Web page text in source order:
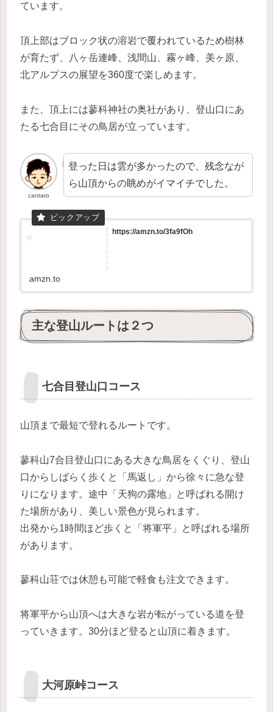
ています。
頂上部はブロック状の溶岩で覆われているため樹林
が育たず、八ヶ岳連峰、浅間山、霧ヶ峰、美ヶ原、
北アルプスの展望を360度で楽しめます。
また、頂上には蓼科神社の奥社があり、登山口にあ
たる七合目にその鳥居が立っています。
cantaro
登った日は雲が多かったので、残念なが
ら山頂からの眺めがイマイチでした。
https://amzn.to/3fa9fOh
amzn.to
主な登山ルートは２つ
七合目登山口コース
山頂まで最短で登れるルートです。
蓼科山7合目登山口にある大きな鳥居をくぐり、登山
口からしばらく歩くと「馬返し」から徐々に急な登
りになります。途中「天狗の露地」と呼ばれる開け
た場所があり、美しい景色が見られます。
出発から1時間ほど歩くと「将軍平」と呼ばれる場所
があります。
蓼科山荘では休憩も可能で軽食も注文できます。
将軍平から山頂へは大きな岩が転がっている道を登
っていきます。30分ほど登ると山頂に着きます。
大河原峠コース